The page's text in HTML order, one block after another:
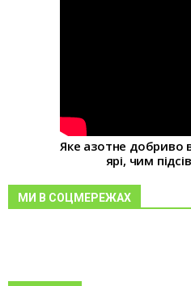
Яке азотне добриво
ярі, чим
МИ В СОЦМЕРЕЖАХ